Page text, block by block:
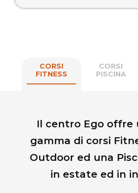
CORSI
FITNESS
Il centro Ego offre
gamma di corsi
Outdoor ed una
in estate ed in
CORSI
PISCINA